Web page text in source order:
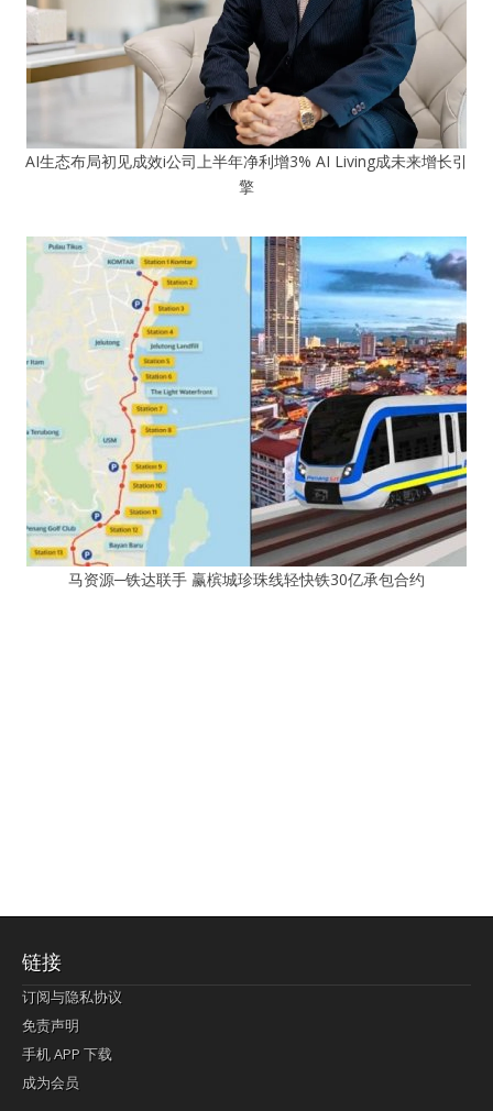
AI生态布局初见成效i公司上半年净利增3% AI Living成未来增长引
擎
马资源─铁达联手 赢槟城珍珠线轻快铁30亿承包合约
链接
订阅与隐私协议
免责声明
手机 APP 下载
成为会员